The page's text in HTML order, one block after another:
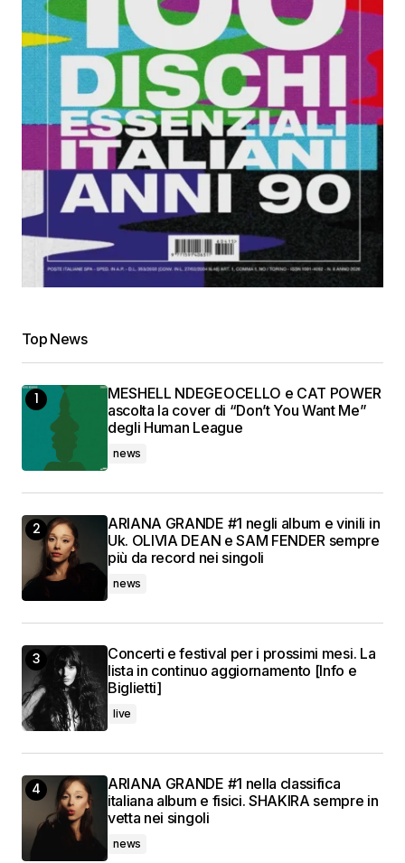
Top News
MESHELL NDEGEOCELLO e CAT POWER
ascolta la cover di “Don’t You Want Me”
degli Human League
news
ARIANA GRANDE #1 negli album e vinili in
Uk. OLIVIA DEAN e SAM FENDER sempre
più da record nei singoli
news
Concerti e festival per i prossimi mesi. La
lista in continuo aggiornamento [Info e
Biglietti]
live
ARIANA GRANDE #1 nella classifica
italiana album e fisici. SHAKIRA sempre in
vetta nei singoli
news